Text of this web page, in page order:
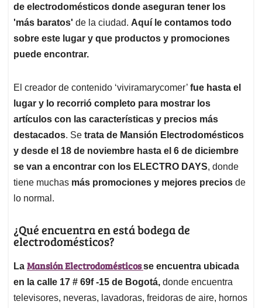
de electrodomésticos donde aseguran tener los
'más baratos' de la ciudad. Aquí le contamos todo
sobre este lugar y que productos y promociones
puede encontrar.
El creador de contenido ‘viviramarycomer’ fue hasta el
lugar y lo recorrió completo para mostrar los
artículos con las características y precios más
destacados. Se trata de Mansión Electrodomésticos
y desde el 18 de noviembre hasta el 6 de diciembre
se van a encontrar con los ELECTRO DAYS, donde
tiene muchas más promociones y mejores precios de
lo normal.
¿Qué encuentra en está bodega de
electrodomésticos?
La Mansión Electrodomésticosse encuentra ubicada
en la calle 17 # 69f -15 de Bogotá, donde encuentra
televisores, neveras, lavadoras, freidoras de aire, hornos